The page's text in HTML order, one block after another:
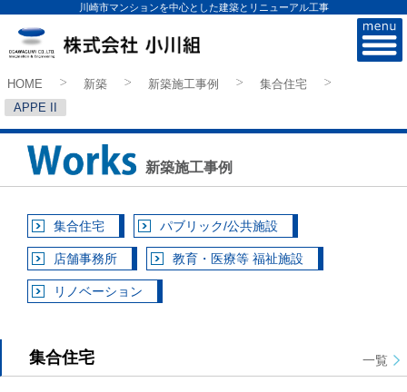
川崎市マンションを中心とした建築とリニューアル工事
HOME >新築 >新築施工事例 >
集合住宅
APPE II
新築施工事例
集合住宅 パブリック/公共施設
店舗事務所 教育・医療等 福祉施設
リノベーション
集合住宅 一覧